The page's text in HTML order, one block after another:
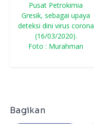
Pusat Petrokimia
Gresik, sebagai upaya
deteksi dini virus corona
(16/03/2020).
Foto : Murahman
Bagikan